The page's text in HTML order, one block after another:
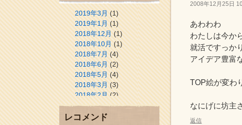
2008年12月25日
あわわわ
わたしは今か
就活ですっか
アイデア豊富
TOP絵が変わ
なにげに坊主
返信
2019年3月(1)
2019年1月(1)
2018年12月(1)
2018年10月(1)
2018年7月(4)
2018年6月(2)
2018年5月(4)
2018年3月(3)
2018年2月(2)
2018年1月(2)
2017年12月
レコメンド